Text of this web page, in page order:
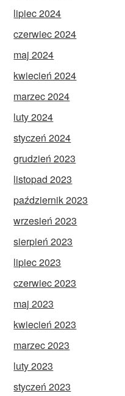
lipiec 2024
czerwiec 2024
maj 2024
kwiecień 2024
marzec 2024
luty 2024
styczeń 2024
grudzień 2023
listopad 2023
październik 2023
wrzesień 2023
sierpień 2023
lipiec 2023
czerwiec 2023
maj 2023
kwiecień 2023
marzec 2023
luty 2023
styczeń 2023